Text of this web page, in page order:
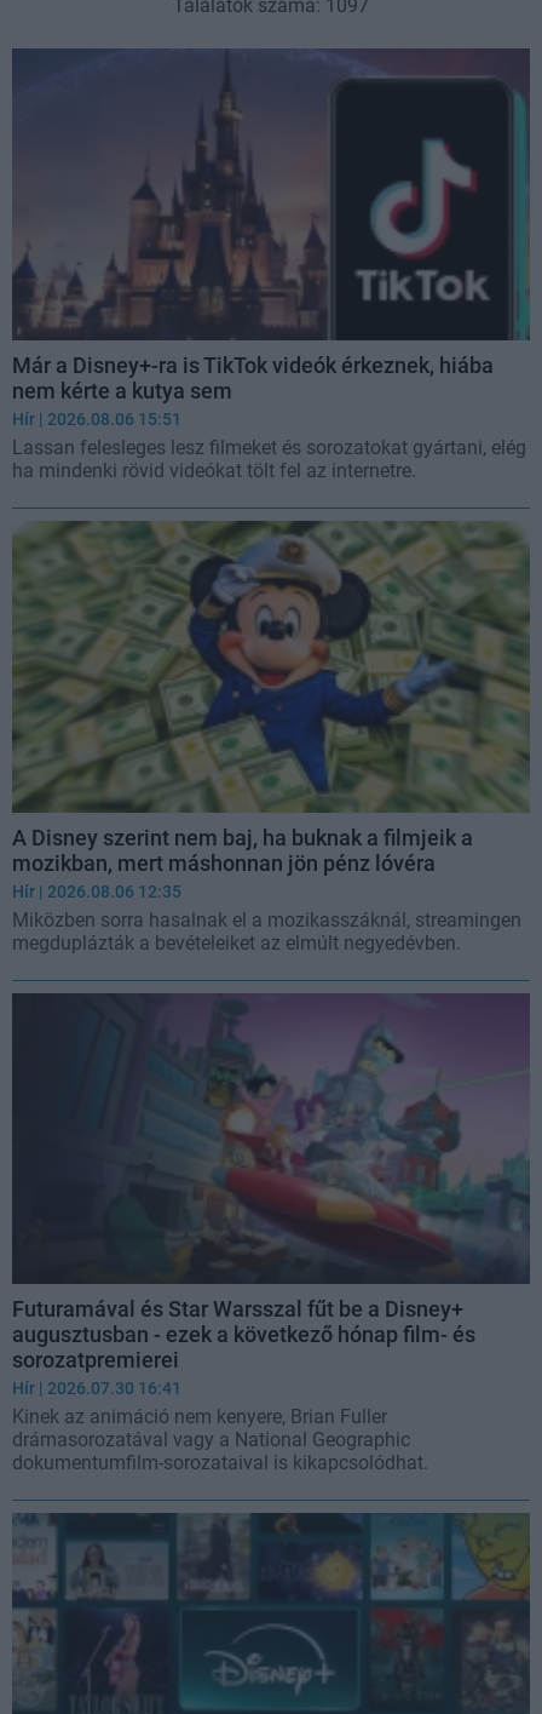
Találatok száma: 1097
Már a Disney+-ra is TikTok videók érkeznek, hiába
nem kérte a kutya sem
Hír | 2026.08.06 15:51
Lassan felesleges lesz filmeket és sorozatokat gyártani, elég
ha mindenki rövid videókat tölt fel az internetre.
A Disney szerint nem baj, ha buknak a filmjeik a
mozikban, mert máshonnan jön pénz lóvéra
Hír | 2026.08.06 12:35
Miközben sorra hasalnak el a mozikasszáknál, streamingen
megduplázták a bevételeiket az elmúlt negyedévben.
Futuramával és Star Warsszal fűt be a Disney+
augusztusban - ezek a következő hónap film- és
sorozatpremierei
Hír | 2026.07.30 16:41
Kinek az animáció nem kenyere, Brian Fuller
drámasorozatával vagy a National Geographic
dokumentumfilm-sorozataival is kikapcsolódhat.